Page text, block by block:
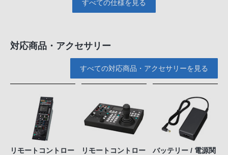
すべての仕様を見る
対応商品・アクセサリー
すべての対応商品・アクセサリーを見る
リモートコントロー
リモートコントロー
バッテリー / 電源関